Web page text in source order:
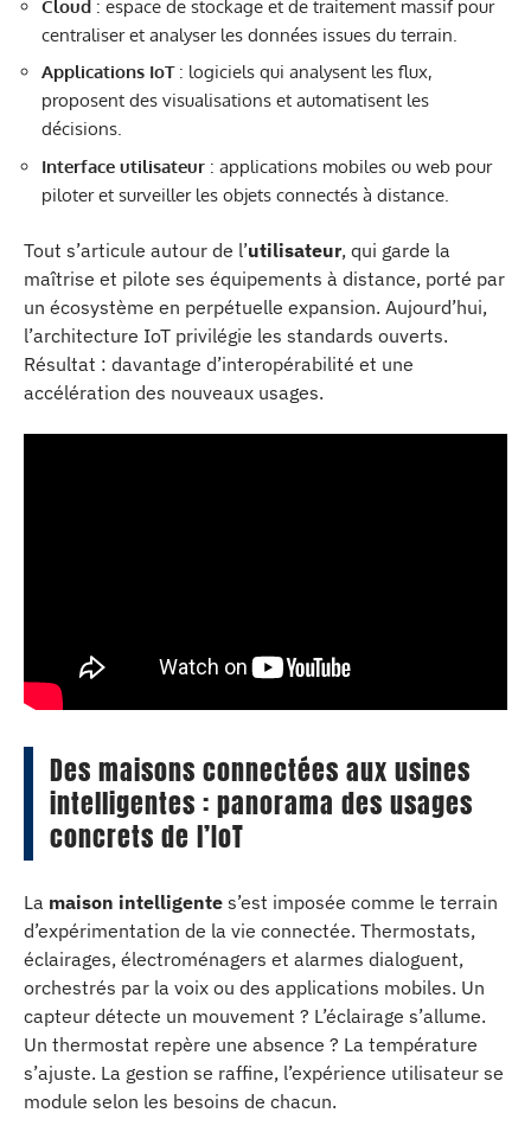
Cloud : espace de stockage et de traitement massif pour
centraliser et analyser les données issues du terrain.
Applications IoT: logiciels qui analysent les flux,
proposent des visualisations et automatisent les
décisions.
Interface utilisateur : applications mobiles ou web pour
piloter et surveiller les objets connectés à distance.
Tout s’articule autour de l’utilisateur, qui garde la
maîtrise et pilote ses équipements à distance, porté par
un écosystème en perpétuelle expansion. Aujourd’hui,
l’architecture IoT privilégie les standards ouverts.
Résultat : davantage d’interopérabilité et une
accélération des nouveaux usages.
Des maisons connectées aux usines
intelligentes : panorama des usages
concrets de l’IoT
La maison intelligente s’est imposée comme le terrain
d’expérimentation de la vie connectée. Thermostats,
éclairages, électroménagers et alarmes dialoguent,
orchestrés par la voix ou des applications mobiles. Un
capteur détecte un mouvement ? L’éclairage s’allume.
Un thermostat repère une absence ? La température
s’ajuste. La gestion se raffine, l’expérience utilisateur se
module selon les besoins de chacun.